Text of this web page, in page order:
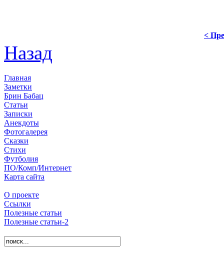
<
Назад
Главная
Заметки
Брин Бабац
Статьи
Записки
Анекдоты
Фотогалерея
Сказки
Стихи
Футболия
ПО/Комп/Интернет
Карта сайта
О проекте
Ссылки
Полезные статьи
Полезные статьи-2